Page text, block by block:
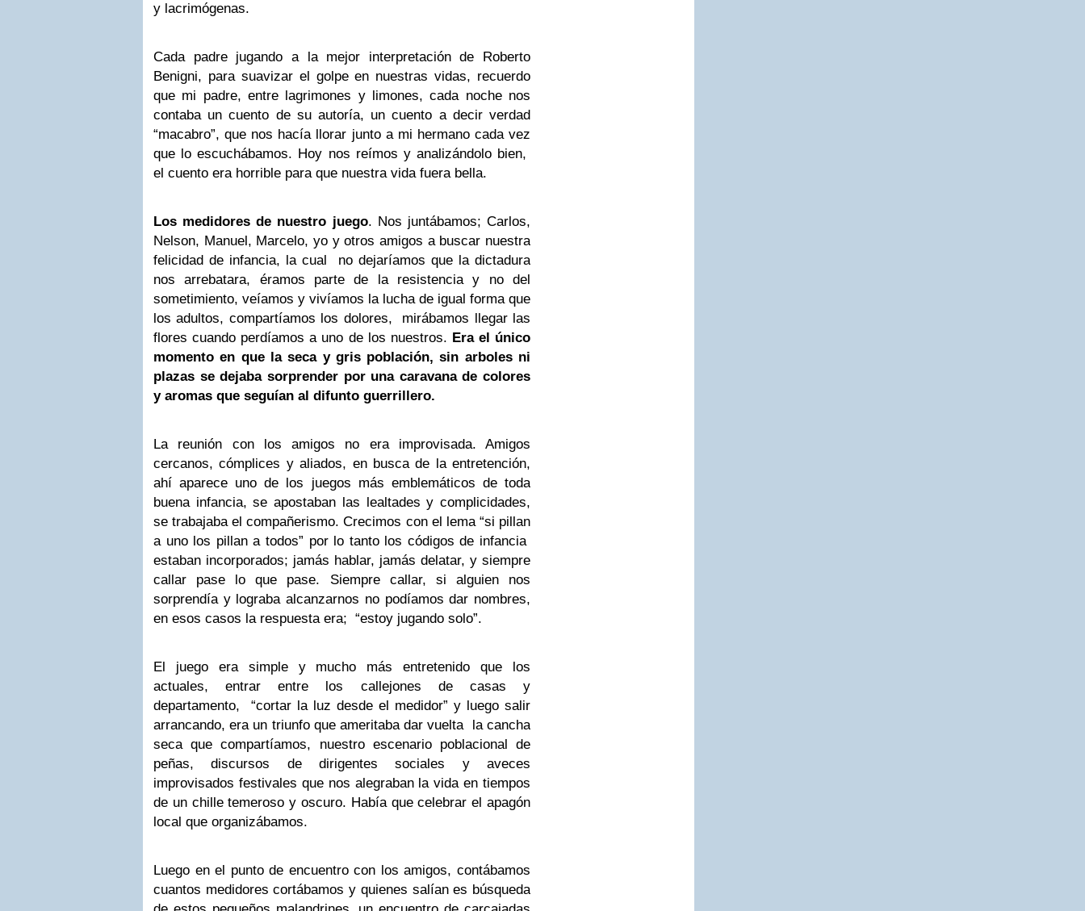
y lacrimógenas.
Cada padre jugando a la mejor interpretación de Roberto
Benigni, para suavizar el golpe en nuestras vidas, recuerdo
que mi padre, entre lagrimones y limones, cada noche nos
contaba un cuento de su autoría, un cuento a decir verdad
“macabro”, que nos hacía llorar junto a mi hermano cada vez
que lo escuchábamos. Hoy nos reímos y analizándolo bien,
el cuento era horrible para que nuestra vida fuera bella.
Los medidores de nuestro juego. Nos juntábamos; Carlos,
Nelson, Manuel, Marcelo, yo y otros amigos a buscar nuestra
felicidad de infancia, la cual no dejaríamos que la dictadura
nos arrebatara, éramos parte de la resistencia y no del
sometimiento, veíamos y vivíamos la lucha de igual forma que
los adultos, compartíamos los dolores, mirábamos llegar las
flores cuando perdíamos a uno de los nuestros. Era el único
momento en que la seca y gris población, sin arboles ni
plazas se dejaba sorprender por una caravana de colores
y aromas que seguían al difunto guerrillero.
La reunión con los amigos no era improvisada. Amigos
cercanos, cómplices y aliados, en busca de la entretención,
ahí aparece uno de los juegos más emblemáticos de toda
buena infancia, se apostaban las lealtades y complicidades,
se trabajaba el compañerismo. Crecimos con el lema “si pillan
a uno los pillan a todos” por lo tanto los códigos de infancia
estaban incorporados; jamás hablar, jamás delatar, y siempre
callar pase lo que pase. Siempre callar, si alguien nos
sorprendía y lograba alcanzarnos no podíamos dar nombres,
en esos casos la respuesta era; “estoy jugando solo”.
El juego era simple y mucho más entretenido que los
actuales, entrar entre los callejones de casas y
departamento, “cortar la luz desde el medidor” y luego salir
arrancando, era un triunfo que ameritaba dar vuelta la cancha
seca que compartíamos, nuestro escenario poblacional de
peñas, discursos de dirigentes sociales y aveces
improvisados festivales que nos alegraban la vida en tiempos
de un chille temeroso y oscuro. Había que celebrar el apagón
local que organizábamos.
Luego en el punto de encuentro con los amigos, contábamos
cuantos medidores cortábamos y quienes salían es búsqueda